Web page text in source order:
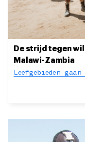
De strijd tegen
Malawi-Zambia
Leefgebieden